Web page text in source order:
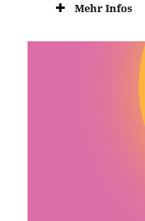
Mehr Infos